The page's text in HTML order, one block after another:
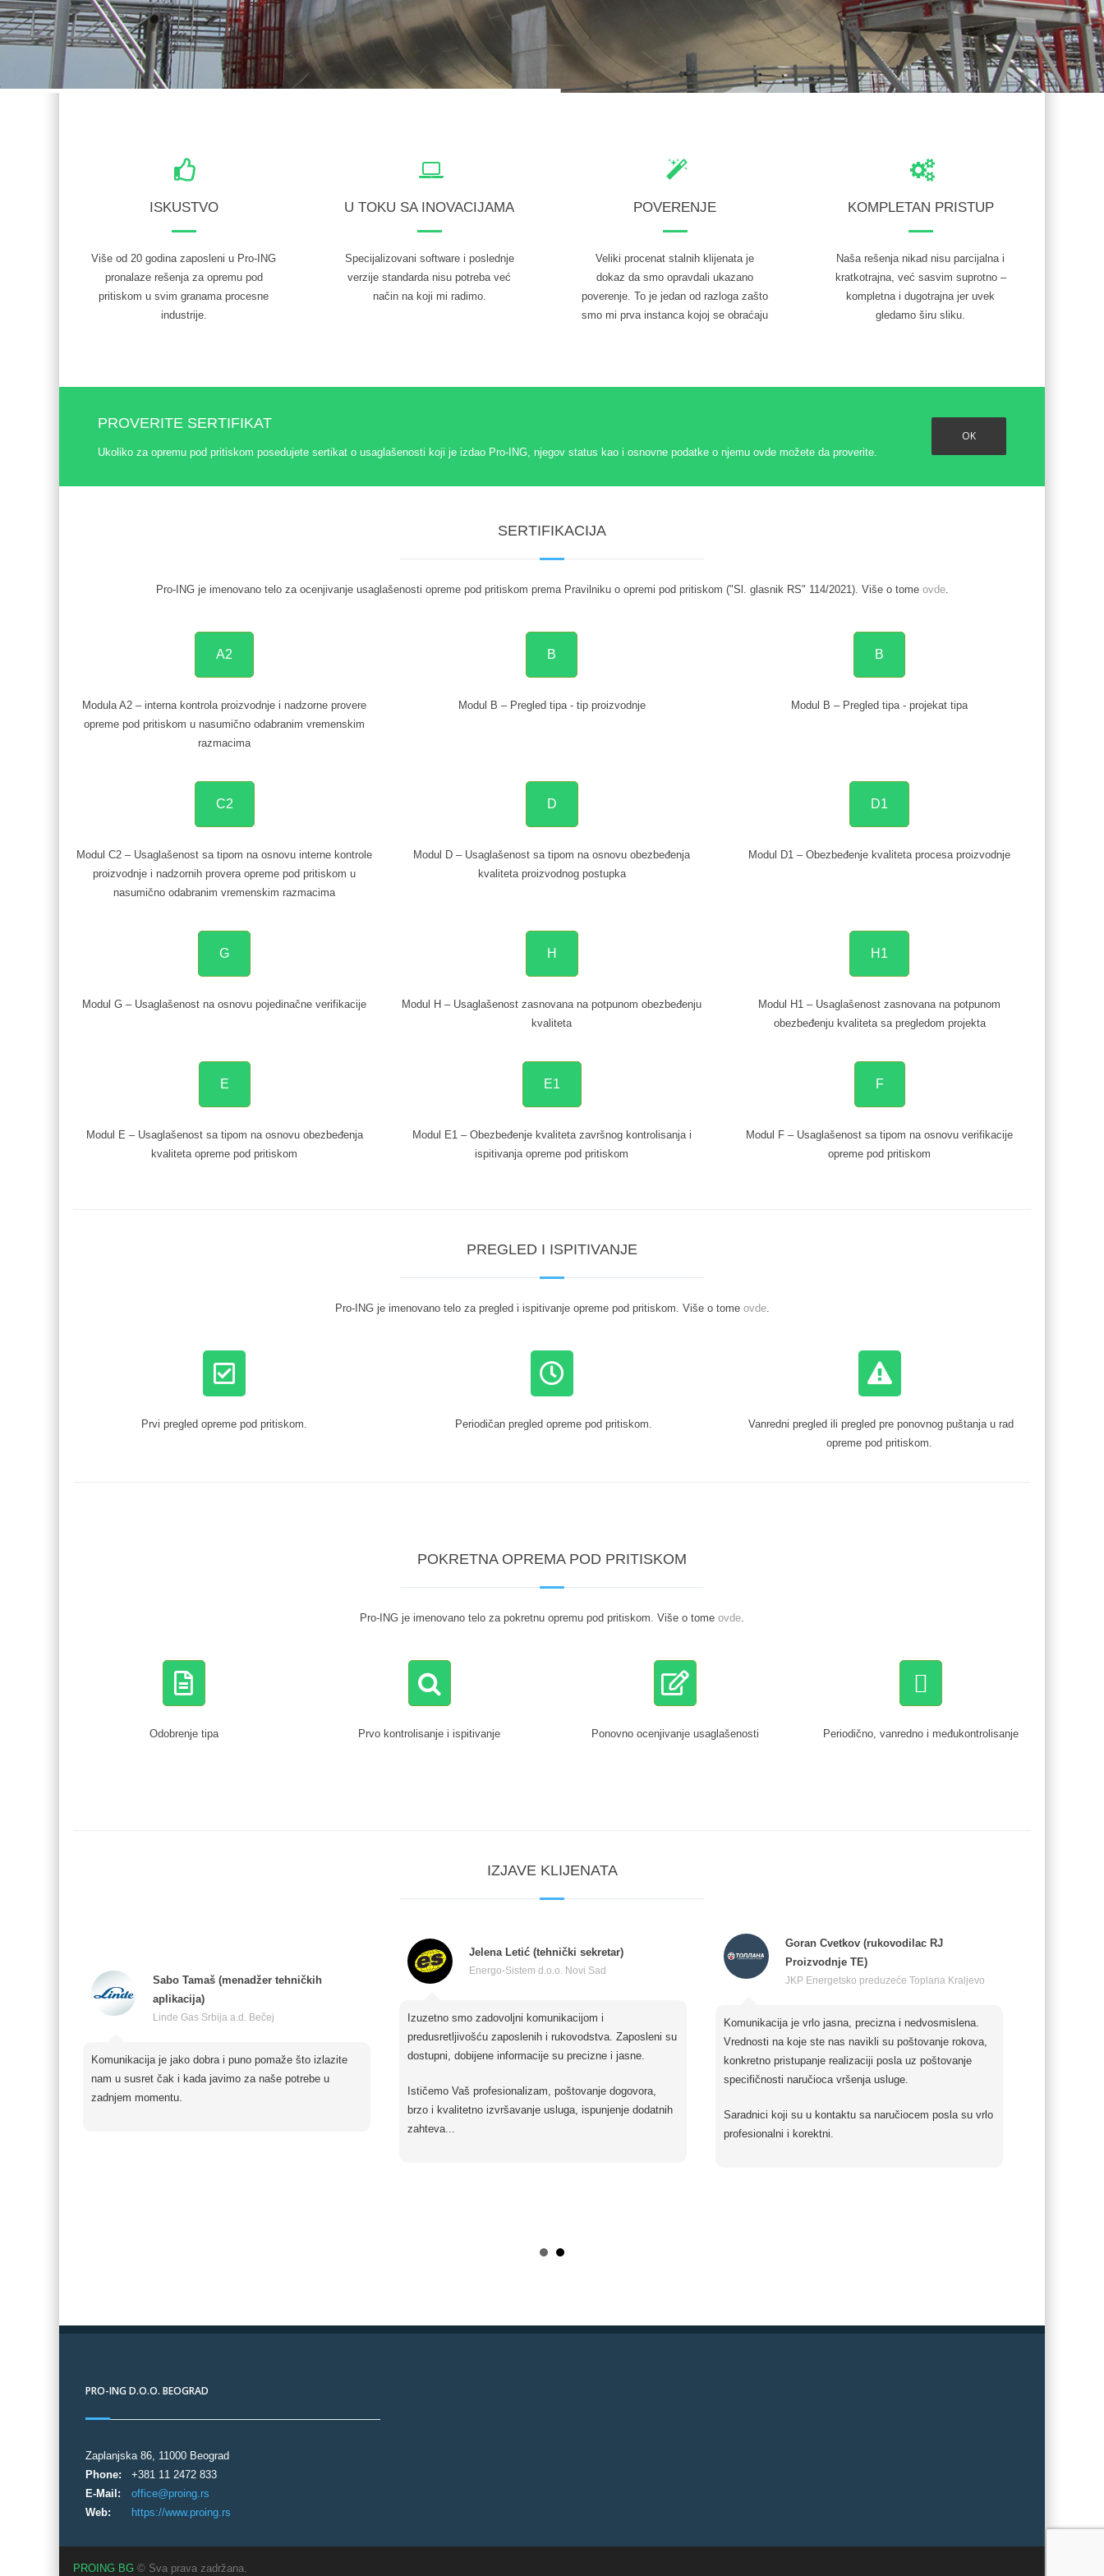
ISKUSTVO
Više od 20 godina zaposleni u Pro-ING
pronalaze rešenja za opremu pod
pritiskom u svim granama procesne
industrije.
U TOKU SA INOVACIJAMA
Specijalizovani software i poslednje
verzije standarda nisu potreba već
način na koji mi radimo.
POVERENJE
Veliki procenat stalnih klijenata je
dokaz da smo opravdali ukazano
poverenje. To je jedan od razloga zašto
smo mi prva instanca kojoj se obraćaju
KOMPLETAN PRISTUP
Naša rešenja nikad nisu parcijalna i
kratkotrajna, već sasvim suprotno –
kompletna i dugotrajna jer uvek
gledamo širu sliku.
PROVERITE SERTIFIKAT
Ukoliko za opremu pod pritiskom posedujete sertikat o usaglašenosti koji je izdao Pro-ING, njegov status kao i osnovne podatke o njemu ovde možete da proverite.
OK
SERTIFIKACIJA
Pro-ING je imenovano telo za ocenjivanje usaglašenosti opreme pod pritiskom prema Pravilniku o opremi pod pritiskom ("Sl. glasnik RS" 114/2021). Više o tome ovde.
A2
Modula A2 – interna kontrola proizvodnje i nadzorne provere
opreme pod pritiskom u nasumično odabranim vremenskim
razmacima
B
Modul B – Pregled tipa - tip proizvodnje
B
Modul B – Pregled tipa - projekat tipa
C2
Modul C2 – Usaglašenost sa tipom na osnovu interne kontrole
proizvodnje i nadzornih provera opreme pod pritiskom u
nasumično odabranim vremenskim razmacima
D
Modul D – Usaglašenost sa tipom na osnovu obezbeđenja
kvaliteta proizvodnog postupka
D1
Modul D1 – Obezbeđenje kvaliteta procesa proizvodnje
G
Modul G – Usaglašenost na osnovu pojedinačne verifikacije
H
Modul H – Usaglašenost zasnovana na potpunom obezbeđenju
kvaliteta
H1
Modul H1 – Usaglašenost zasnovana na potpunom
obezbeđenju kvaliteta sa pregledom projekta
E
Modul E – Usaglašenost sa tipom na osnovu obezbeđenja
kvaliteta opreme pod pritiskom
E1
Modul E1 – Obezbeđenje kvaliteta završnog kontrolisanja i
ispitivanja opreme pod pritiskom
F
Modul F – Usaglašenost sa tipom na osnovu verifikacije
opreme pod pritiskom
PREGLED I ISPITIVANJE
Pro-ING je imenovano telo za pregled i ispitivanje opreme pod pritiskom. Više o tome ovde.
Prvi pregled opreme pod pritiskom. Periodičan pregled opreme pod pritiskom.
Vanredni pregled ili pregled pre ponovnog puštanja u rad
opreme pod pritiskom.
POKRETNA OPREMA POD PRITISKOM
Pro-ING je imenovano telo za pokretnu opremu pod pritiskom. Više o tome ovde.
Odobrenje tipa Prvo kontrolisanje i ispitivanje Ponovno ocenjivanje usaglašenosti Periodično, vanredno i međukontrolisanje
IZJAVE KLIJENATA
Sabo Tamaš (menadžer tehničkih
aplikacija)
Linde Gas Srbija a.d. Bečej
Komunikacija je jako dobra i puno pomaže što izlazite
nam u susret čak i kada javimo za naše potrebe u
zadnjem momentu.
Jelena Letić (tehnički sekretar)
Energo-Sistem d.o.o. Novi Sad
Izuzetno smo zadovoljni komunikacijom i
predusretljivošću zaposlenih i rukovodstva. Zaposleni su
dostupni, dobijene informacije su precizne i jasne.
Ističemo Vaš profesionalizam, poštovanje dogovora,
brzo i kvalitetno izvršavanje usluga, ispunjenje dodatnih
zahteva...
Goran Cvetkov (rukovodilac RJ
Proizvodnje TE)
JKP Energetsko preduzeće Toplana Kraljevo
Komunikacija je vrlo jasna, precizna i nedvosmislena.
Vrednosti na koje ste nas navikli su poštovanje rokova,
konkretno pristupanje realizaciji posla uz poštovanje
specifičnosti naručioca vršenja usluge.
Saradnici koji su u kontaktu sa naručiocem posla su vrlo
profesionalni i korektni.
PRO-ING D.O.O. BEOGRAD
Zaplanjska 86, 11000 Beograd
Phone:
+381 11 2472 833
E-Mail:
office@proing.rs
Web:
https://www.proing.rs
PROING BG © Sva prava zadržana.